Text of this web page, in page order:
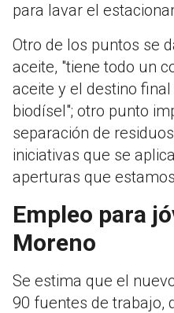
para lavar el
Otro de los puntos se
aceite, "tiene todo un
aceite y el destino
biodísel"; otro punto
separación de
iniciativas que se
aperturas que
Empleo para
Moreno
Se estima que el
90 fuentes de trabajo,